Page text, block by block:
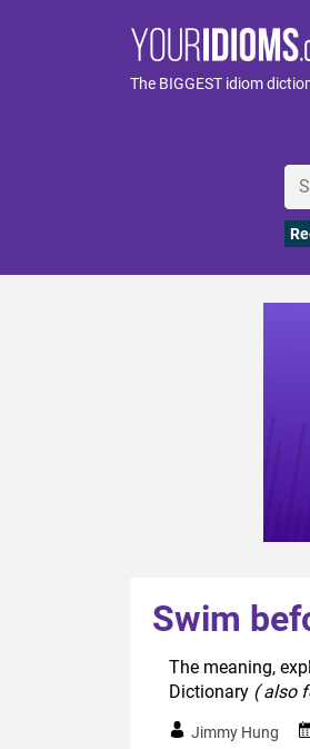
The BIGGEST idiom
Swim
The meaning,
Dictionary ( also
Jimmy Hung